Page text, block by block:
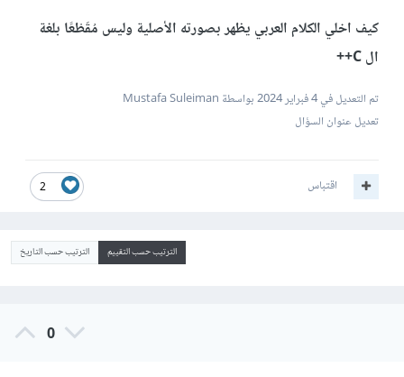
كيف اخلي الكلام العربي يظهر بصورته الأصلية وليس مُقَطْعًا بلغة
ال C++
تم التعديل في4 فبراير 2024
بواسطة Mustafa Suleiman
تعديل عنوان السؤال
2 اقتباس
الترتيب حسب التقييم الترتيب حسب التاريخ
0